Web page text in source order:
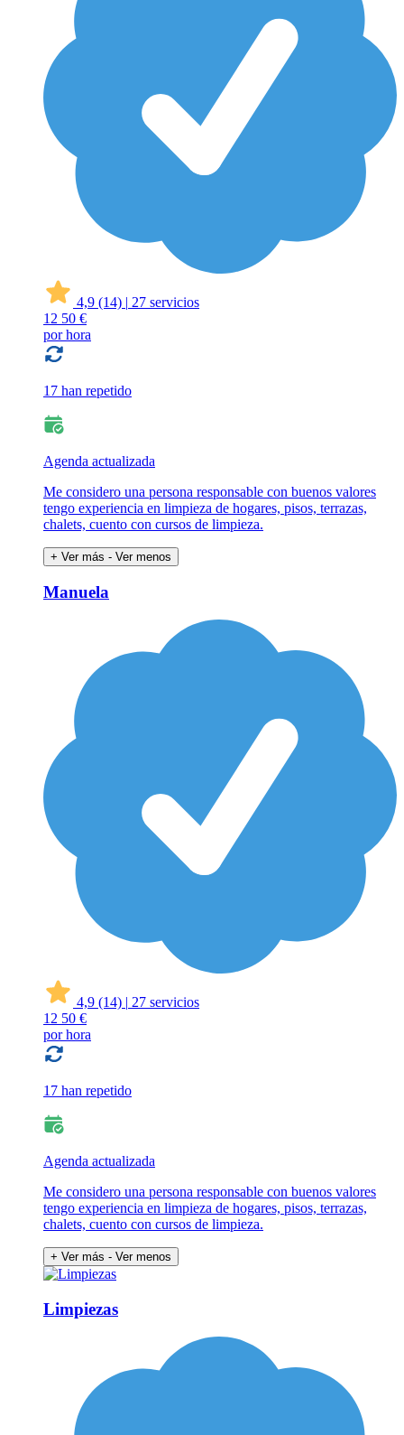
4,9 (14) | 27 servicios
12 50 €
por hora
17 han repetido
Agenda actualizada
Me considero una persona responsable con buenos valores
tengo experiencia en limpieza de hogares, pisos, terrazas,
chalets, cuento con cursos de limpieza.
+ Ver más - Ver menos
Manuela
4,9 (14) | 27 servicios
12 50 €
por hora
17 han repetido
Agenda actualizada
Me considero una persona responsable con buenos valores
tengo experiencia en limpieza de hogares, pisos, terrazas,
chalets, cuento con cursos de limpieza.
+ Ver más - Ver menos
Limpiezas